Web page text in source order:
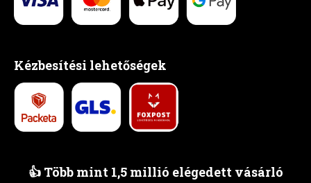
Kézbesítési lehetőségek
👍 Több mint 1,5 millió elégedett vásárló